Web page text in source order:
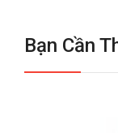
Bạn Cần